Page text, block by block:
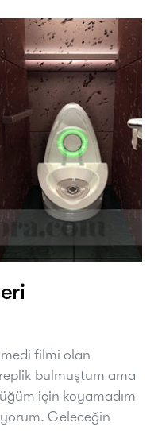
filmi olan
bulmuştum ama
için koyamadım
Geleceğin